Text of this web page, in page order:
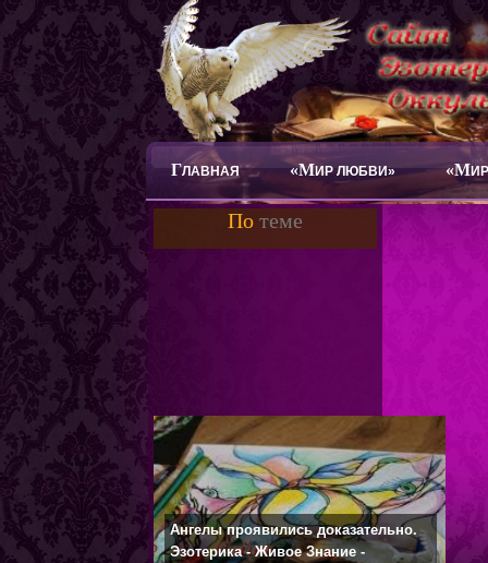
ГЛАВНАЯ «МИР ЛЮБВИ» «М
По теме
Ангелы проявились доказательно.
Эзотерика - Живое Знание -